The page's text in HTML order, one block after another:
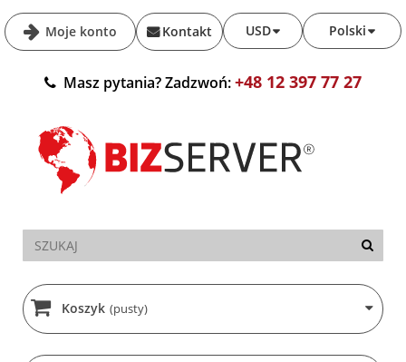
Moje konto Polski
USD
Kontakt
Masz pytania? Zadzwoń:+48 12 397 77 27
Koszyk (pusty)